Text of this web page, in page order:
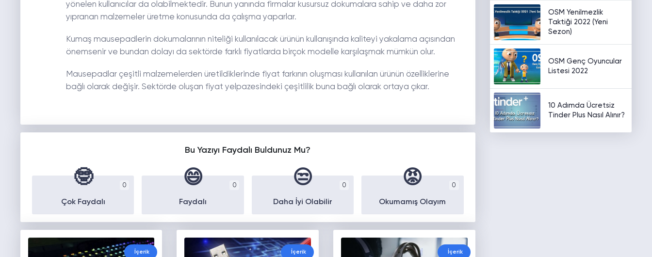
yönelen kullanıcılar da olabilmektedir. Bunun yanında firmalar kusursuz dokumalara sahip ve daha zor
yıpranan malzemeler üretme konusunda da çalışma yaparlar.
Kumaş mausepadlerin dokumalarının niteliği kullanılacak ürünün kullanışında kaliteyi yakalama açısından
önemsenir ve bundan dolayı da sektörde farklı fiyatlarda birçok modelle karşılaşmak mümkün olur.
Mausepadlar çeşitli malzemelerden üretildiklerinde fiyat farkının oluşması kullanılan ürünün özelliklerine
bağlı olarak değişir. Sektörde oluşan fiyat yelpazesindeki çeşitlilik buna bağlı olarak ortaya çıkar.
Bu Yazıyı Faydalı Buldunuz Mu?
0
🤓
Çok Faydalı
0
😄
Faydalı
0
😒
Daha İyi Olabilir
0
😡
Okumamış Olayım
İçerik İçerik İçerik
OSM Yenilmezlik
Taktiği 2022 (Yeni
Sezon)
OSM Genç Oyuncular
Listesi 2022
10 Adımda Ücretsiz
Tinder Plus Nasıl Alınır?